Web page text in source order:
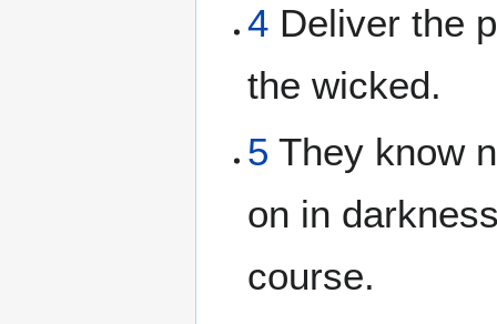
4 Deliver the
the wicked.
5 They know
on in
course.